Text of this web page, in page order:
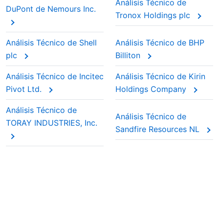
DuPont de Nemours Inc.
Análisis Técnico de
Tronox Holdings plc
Análisis Técnico de Shell
plc
Análisis Técnico de BHP
Billiton
Análisis Técnico de Incitec
Pivot Ltd.
Análisis Técnico de Kirin
Holdings Company
Análisis Técnico de
TORAY INDUSTRIES, Inc.
Análisis Técnico de
Sandfire Resources NL